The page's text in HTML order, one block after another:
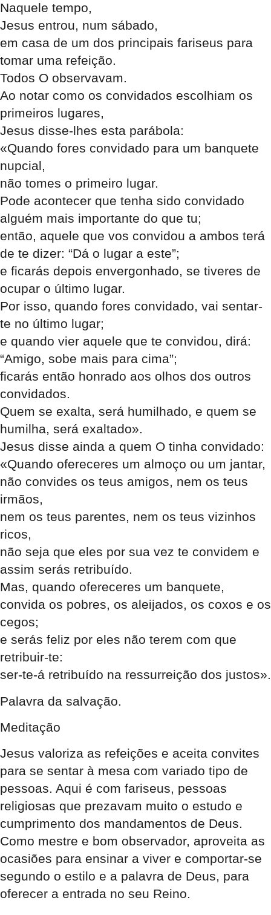
Naquele tempo,
Jesus entrou, num sábado,
em casa de um dos principais fariseus para
tomar uma refeição.
Todos O observavam.
Ao notar como os convidados escolhiam os
primeiros lugares,
Jesus disse-lhes esta parábola:
«Quando fores convidado para um banquete
nupcial,
não tomes o primeiro lugar.
Pode acontecer que tenha sido convidado
alguém mais importante do que tu;
então, aquele que vos convidou a ambos terá
de te dizer: “Dá o lugar a este”;
e ficarás depois envergonhado, se tiveres de
ocupar o último lugar.
Por isso, quando fores convidado, vai sentar-
te no último lugar;
e quando vier aquele que te convidou, dirá:
“Amigo, sobe mais para cima”;
ficarás então honrado aos olhos dos outros
convidados.
Quem se exalta, será humilhado, e quem se
humilha, será exaltado».
Jesus disse ainda a quem O tinha convidado:
«Quando ofereceres um almoço ou um jantar,
não convides os teus amigos, nem os teus
irmãos,
nem os teus parentes, nem os teus vizinhos
ricos,
não seja que eles por sua vez te convidem e
assim serás retribuído.
Mas, quando ofereceres um banquete,
convida os pobres, os aleijados, os coxos e os
cegos;
e serás feliz por eles não terem com que
retribuir-te:
ser-te-á retribuído na ressurreição dos justos».
Palavra da salvação.
Meditação
Jesus valoriza as refeições e aceita convites
para se sentar à mesa com variado tipo de
pessoas. Aqui é com fariseus, pessoas
religiosas que prezavam muito o estudo e
cumprimento dos mandamentos de Deus.
Como mestre e bom observador, aproveita as
ocasiões para ensinar a viver e comportar-se
segundo o estilo e a palavra de Deus, para
oferecer a entrada no seu Reino.